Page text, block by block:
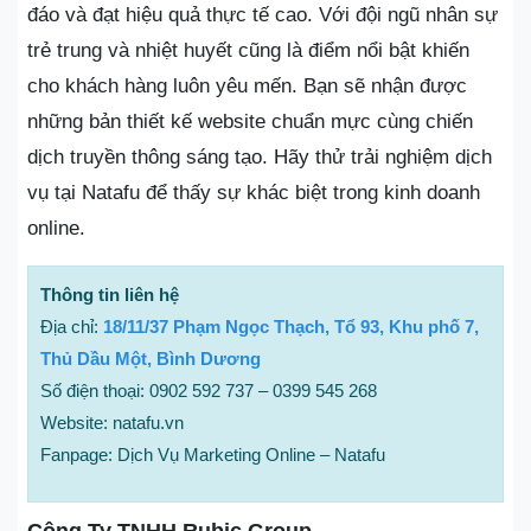
đáo và đạt hiệu quả thực tế cao. Với đội ngũ nhân sự
trẻ trung và nhiệt huyết cũng là điểm nổi bật khiến
cho khách hàng luôn yêu mến. Bạn sẽ nhận được
những bản thiết kế website chuẩn mực cùng chiến
dịch truyền thông sáng tạo. Hãy thử trải nghiệm dịch
vụ tại Natafu để thấy sự khác biệt trong kinh doanh
online.
Thông tin liên hệ
Địa chỉ: 18/11/37 Phạm Ngọc Thạch, Tổ 93, Khu phố 7,
Thủ Dầu Một, Bình Dương
Số điện thoại: 0902 592 737 – 0399 545 268
Website: natafu.vn
Fanpage: Dịch Vụ Marketing Online – Natafu